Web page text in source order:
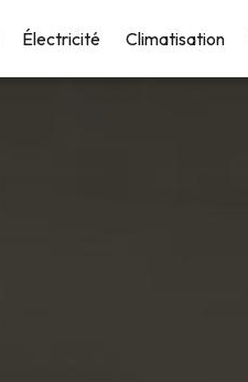
Électricité Climatisation